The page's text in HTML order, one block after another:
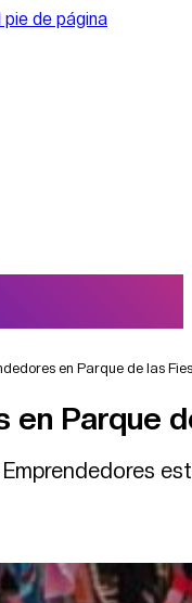
de página
en Parque de las
en Parque